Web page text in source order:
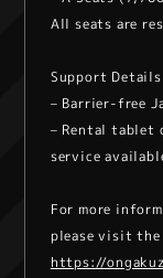
All seats are
Support
– Barrier-free
– Rental tablet
service
For more
please visit
https://